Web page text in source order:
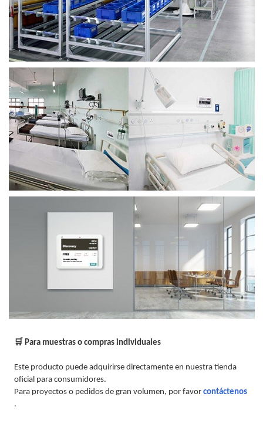
🛒 Para muestras o compras individuales
Este producto puede adquirirse directamente en nuestra tienda
oficial para consumidores.
Para proyectos o pedidos de gran volumen, por favorcontáctenos
.